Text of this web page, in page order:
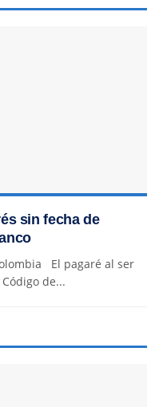
sin fecha de
El pagaré al ser
de...